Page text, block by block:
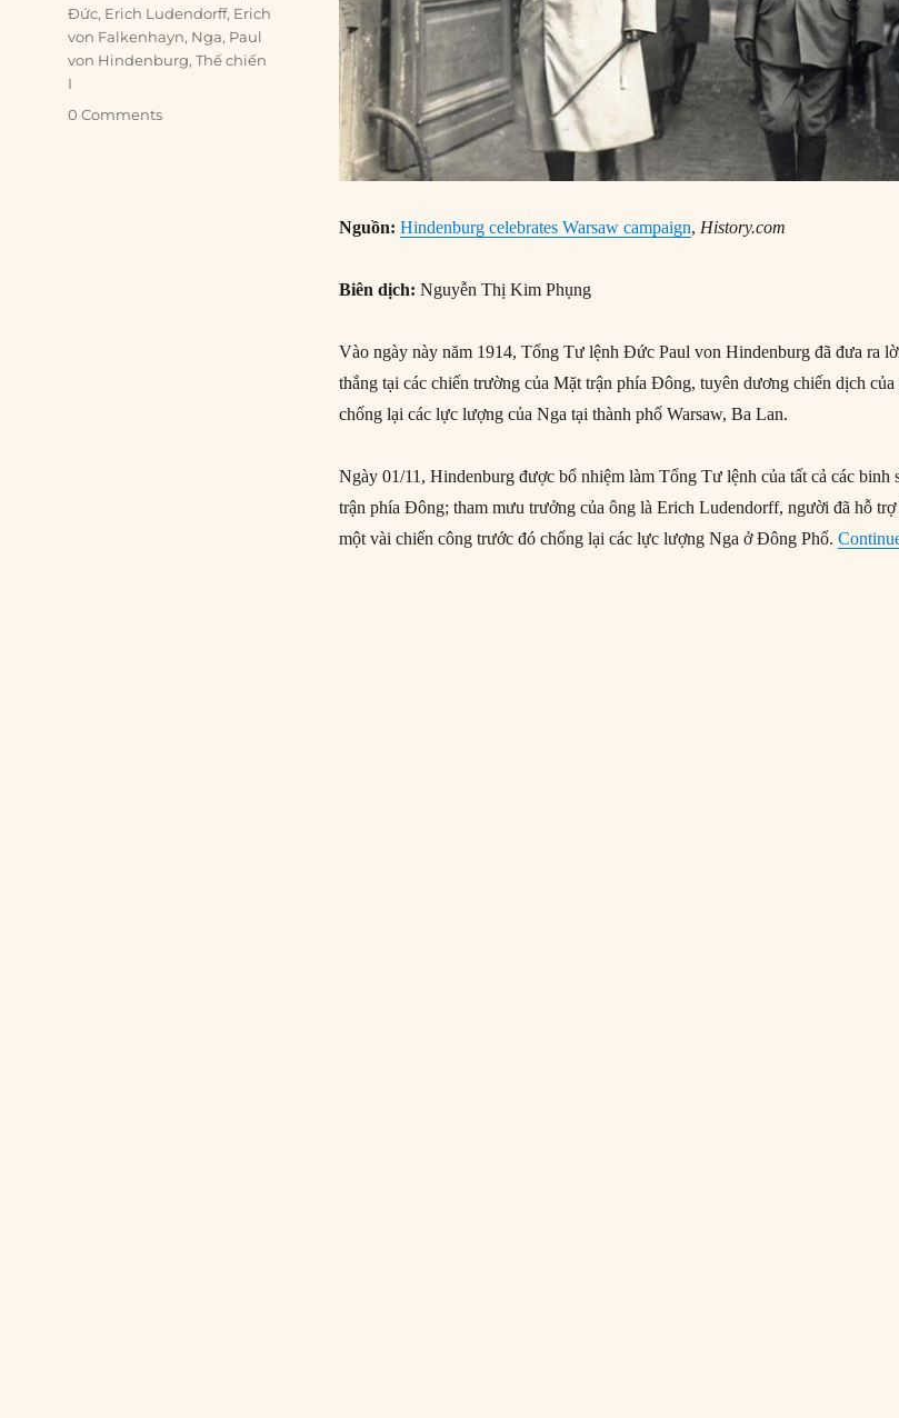
Nguồn: Hindenburg celebrates Warsaw campaign, History.com
Biên dịch: Nguyễn Thị Kim Phụng
Vào ngày này năm 1914, Tổng Tư lệnh Đức Paul von Hindenburg đã đưa ra
thắng tại các chiến trường của Mặt trận phía Đông, tuyên dương chiến dịch
chống lại các lực lượng của Nga tại thành phố Warsaw, Ba Lan.
Ngày 01/11, Hindenburg được bổ nhiệm làm Tổng Tư lệnh của tất cả các
trận phía Đông; tham mưu trưởng của ông là Erich Ludendorff, người đã hỗ
một vài chiến công trước đó chống lại các lực lượng Nga ở Đông Phổ.
Đức, Erich Ludendorff, Erich
von Falkenhayn, Nga, Paul
von Hindenburg,Thế chiến
I
0 Comments